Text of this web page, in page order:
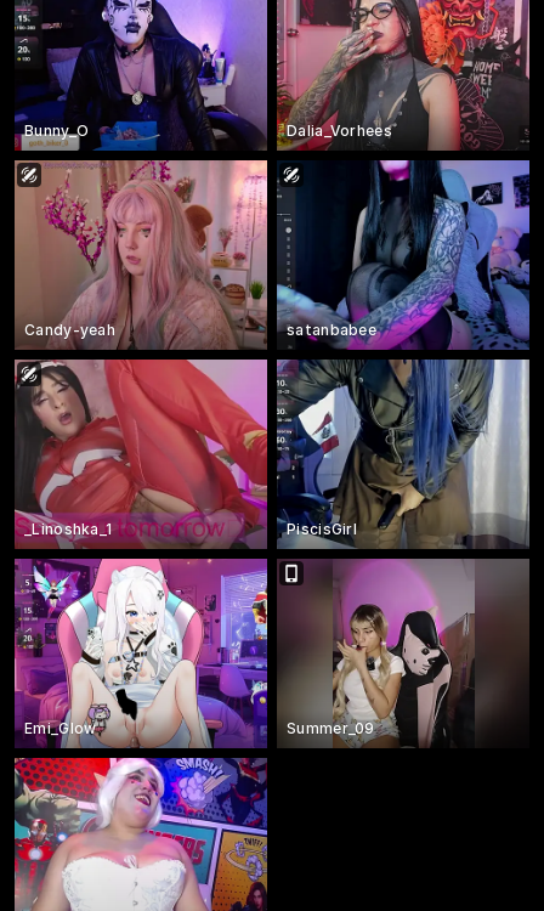
Bunny_O Dalia_Vorhees
Candy-yeah satanbabee
_Linoshka_1 PiscisGirl
Emi_Glow Summer_09